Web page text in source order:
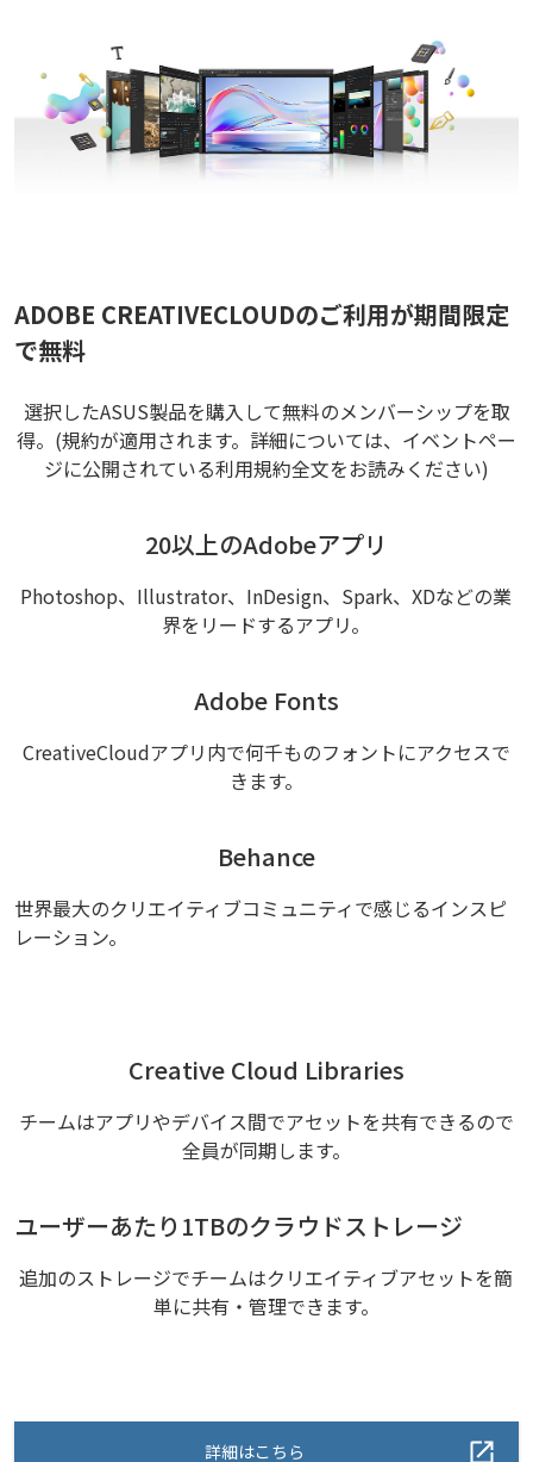
ADOBE CREATIVECLOUDのご利用が期間限定
で無料
選択したASUS製品を購入して無料のメンバーシップを取
得。(規約が適用されます。詳細については、イベントペー
ジに公開されている利用規約全文をお読みください)
20以上のAdobeアプリ
Photoshop、Illustrator、InDesign、Spark、XDなどの業
界をリードするアプリ。
Adobe Fonts
CreativeCloudアプリ内で何千ものフォントにアクセスで
きます。
Behance
世界最大のクリエイティブコミュニティで感じるインスピ
レーション。
Creative Cloud Libraries
チームはアプリやデバイス間でアセットを共有できるので
全員が同期します。
ユーザーあたり1TBのクラウドストレージ
追加のストレージでチームはクリエイティブアセットを簡
単に共有・管理できます。
詳細はこちら